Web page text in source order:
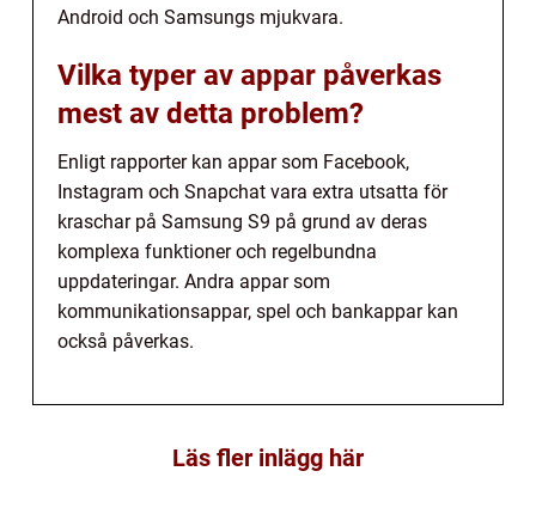
Android och Samsungs mjukvara.
Vilka typer av appar påverkas
mest av detta problem?
Enligt rapporter kan appar som Facebook,
Instagram och Snapchat vara extra utsatta för
kraschar på Samsung S9 på grund av deras
komplexa funktioner och regelbundna
uppdateringar. Andra appar som
kommunikationsappar, spel och bankappar kan
också påverkas.
Läs fler inlägg här